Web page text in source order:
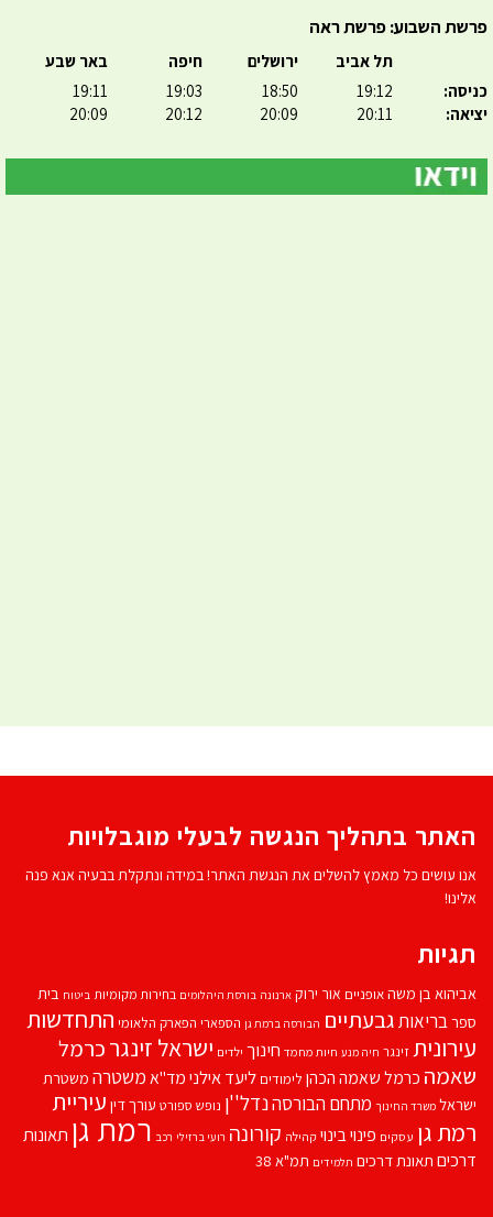
פרשת השבוע: פרשת ראה
כניסה:
יציאה:
תל אביב
19:12
20:11
ירושלים
18:50
20:09
חיפה
19:03
20:12
באר שבע
19:11
20:09
האתר בתהליך הנגשה לבעלי מוגבלויות
אנו עושים כל מאמץ להשלים את הנגשת האתר! במידה ונתקלת בבעיה אנא פנה
אלינו!
תגיות
אביהוא בן משהאופניים אור ירוק ארנונה בורסת היהלומים בחירות מקומיות ביטוח בית
ספרבריאותגבעתיים הבורסה ברמת גן הספארי הפארק הלאומי התחדשות
עירוניתזינגר חיה מנע חיות מחמד חינוך ילדים ישראל זינגרכרמל
שאמה כרמל שאמה הכהן לימודים ליעד אילנימד''אמשטרה משטרת
ישראל משרד החינוך מתחם הבורסהנדל''ן נופש ספורט עורך דין עיריית
רמת גן עסקים פינוי בינוי קהילה קורונה רועי ברזילי רכב רמת גן תאונות
דרכים תאונת דרכים תלמידים תמ"א 38